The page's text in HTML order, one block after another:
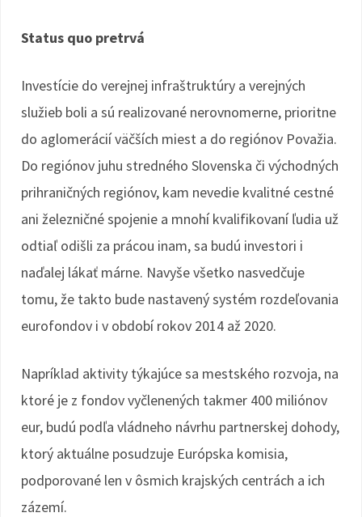
Status quo pretrvá
Investície do verejnej infraštruktúry a verejných
služieb boli a sú realizované nerovnomerne, prioritne
do aglomerácií väčších miest a do regiónov Považia.
Do regiónov juhu stredného Slovenska či východných
prihraničných regiónov, kam nevedie kvalitné cestné
ani železničné spojenie a mnohí kvalifikovaní ľudia už
odtiaľ odišli za prácou inam, sa budú investori i
naďalej lákať márne. Navyše všetko nasvedčuje
tomu, že takto bude nastavený systém rozdeľovania
eurofondov i v období rokov 2014 až 2020.
Napríklad aktivity týkajúce sa mestského rozvoja, na
ktoré je z fondov vyčlenených takmer 400 miliónov
eur, budú podľa vládneho návrhu partnerskej dohody,
ktorý aktuálne posudzuje Európska komisia,
podporované len v ôsmich krajských centrách a ich
zázemí.